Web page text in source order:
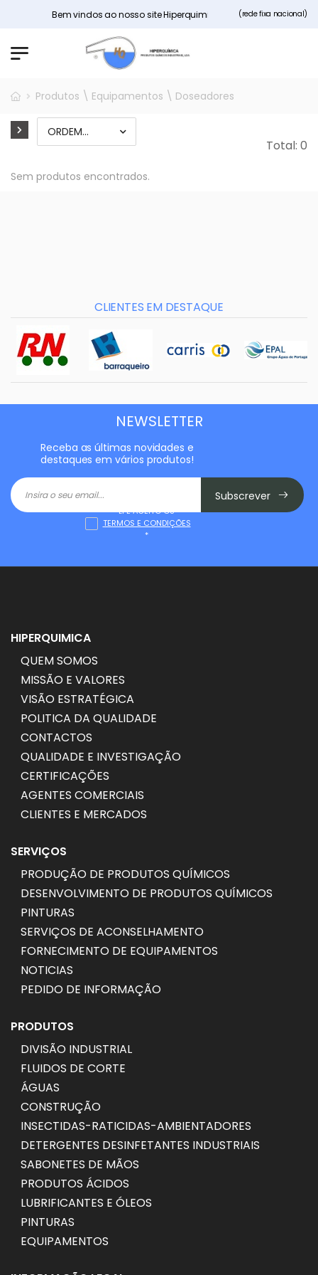
Bem vindos ao nosso site Hiperquimica.pt (rede fixa nacional)
Produtos \ Equipamentos \ Doseadores
Total: 0
Sem produtos encontrados.
CLIENTES EM DESTAQUE
NEWSLETTER
Receba as últimas novidades e
destaques em vários produtos!
Subscrever
LI E ACEITO OS
TERMOS E CONDIÇÕES
*
HIPERQUIMICA
QUEM SOMOS
MISSÃO E VALORES
VISÃO ESTRATÉGICA
POLITICA DA QUALIDADE
CONTACTOS
QUALIDADE E INVESTIGAÇÃO
CERTIFICAÇÕES
AGENTES COMERCIAIS
CLIENTES E MERCADOS
SERVIÇOS
PRODUÇÃO DE PRODUTOS QUÍMICOS
DESENVOLVIMENTO DE PRODUTOS QUÍMICOS
PINTURAS
SERVIÇOS DE ACONSELHAMENTO
FORNECIMENTO DE EQUIPAMENTOS
NOTICIAS
PEDIDO DE INFORMAÇÃO
PRODUTOS
DIVISÃO INDUSTRIAL
FLUIDOS DE CORTE
ÁGUAS
CONSTRUÇÃO
INSECTIDAS-RATICIDAS-AMBIENTADORES
DETERGENTES DESINFETANTES INDUSTRIAIS
SABONETES DE MÃOS
PRODUTOS ÁCIDOS
LUBRIFICANTES E ÓLEOS
PINTURAS
EQUIPAMENTOS